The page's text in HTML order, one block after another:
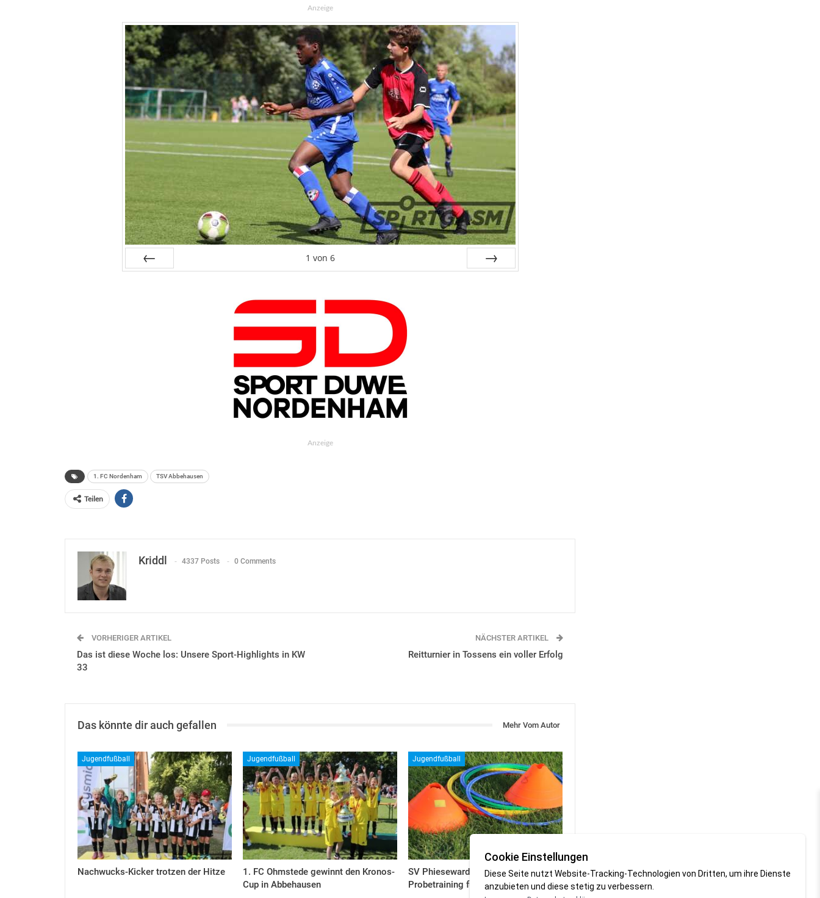
Anzeige
1 von 6
Anzeige
1. FC Nordenham TSV Abbehausen
Teilen
Kriddl 4337 Posts 0 Comments
VORHERIGER ARTIKEL
Das ist diese Woche los: Unsere Sport-Highlights in KW
33
NÄCHSTER ARTIKEL
Reitturnier in Tossens ein voller Erfolg
Das könnte dir auch gefallen Mehr Vom Autor
Jugendfußball
Nachwucks-Kicker trotzen der Hitze
Jugendfußball
1. FC Ohmstede gewinnt den Kronos-
Cup in Abbehausen
Jugendfußball
SV Phiesewarden sucht dich:
Probetraining für neue B- & C-Jugend!
Cookie Einstellungen
Diese Seite nutzt Website-Tracking-Technologien von Dritten, um ihre Dienste
anzubieten und diese stetig zu verbessern.